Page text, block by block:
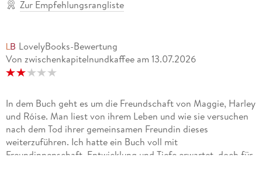
Zur Empfehlungsrangliste
LovelyBooks-Bewertung
Von zwischenkapitelnundkaffee am 13.07.2026
In dem Buch geht es um die Freundschaft von Maggie, Harley
und Róise. Man liest von ihrem Leben und wie sie versuchen
nach dem Tod ihrer gemeinsamen Freundin dieses
weiterzuführen. Ich hatte ein Buch voll mit
Freundinnenschaft, Entwicklung und Tiefe erwartet, doch für